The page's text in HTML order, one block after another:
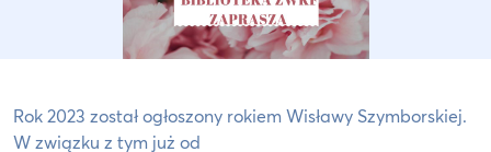
Rok 2023 został ogłoszony rokiem Wisławy Szymborskiej.
W związku z tym już od